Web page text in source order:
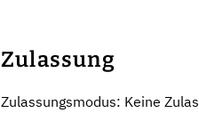
Zulassung
Zulassungsmodus: Keine